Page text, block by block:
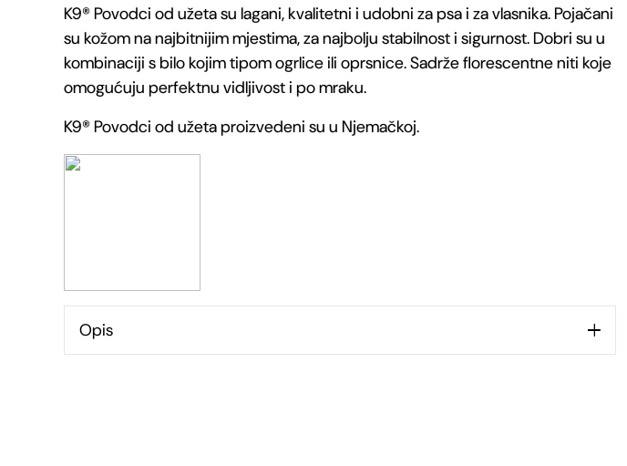
od
užeta
količina
K9® Povodci od užeta su lagani, kvalitetni i udobni za psa i za vlasnika. Pojačani
su kožom na najbitnijim mjestima, za najbolju stabilnost i sigurnost. Dobri su u
kombinaciji s bilo kojim tipom ogrlice ili oprsnice. Sadrže florescentne niti koje
omogućuju perfektnu vidljivost i po mraku.
K9® Povodci od užeta proizvedeni su u Njemačkoj.
Opis